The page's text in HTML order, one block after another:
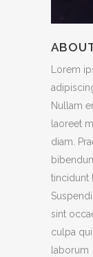
Lorem
Nullam
laoreet
diam.
tincidunt
sint
culpa
laborum